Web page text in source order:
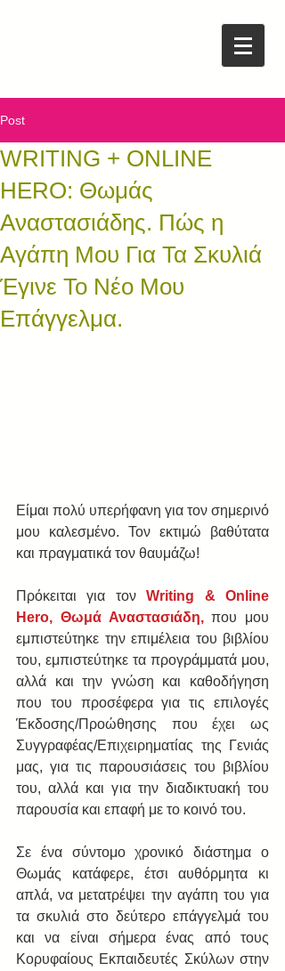
Post
WRITING + ONLINE
HERO: Θωμάς
Αναστασιάδης. Πώς η
Αγάπη Μου Για Τα Σκυλιά
Έγινε Το Νέο Μου
Επάγγελμα.
Είμαι πολύ υπερήφανη για τον σημερινό
μου καλεσμένο. Τον εκτιμώ βαθύτατα
και πραγματικά τον θαυμάζω!
Πρόκειται για τον Writing & Online
Hero, Θωμά Αναστασιάδη, που μου
εμπιστεύτηκε την επιμέλεια του βιβλίου
του, εμπιστεύτηκε τα προγράμματά μου,
αλλά και την γνώση και καθοδήγηση
που του προσέφερα για τις επιλογές
Έκδοσης/Προώθησης που έχει ως
Συγγραφέας/Επιχειρηματίας της Γενιάς
μας, για τις παρουσιάσεις του βιβλίου
του, αλλά και για την διαδικτυακή του
παρουσία και επαφή με το κοινό του.
Σε ένα σύντομο χρονικό διάστημα ο
Θωμάς κατάφερε, έτσι αυθόρμητα κι
απλά, να μετατρέψει την αγάπη του για
τα σκυλιά στο δεύτερο επάγγελμά του
και να είναι σήμερα ένας από τους
Κορυφαίους Εκπαιδευτές Σκύλων στην